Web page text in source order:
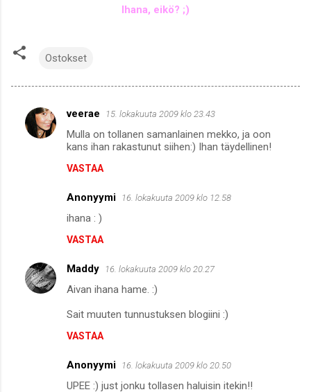
Ihana, eikö? ;)
Ostokset
K
o
t
veerae 15. lokakuuta 2009 klo 23.43
Mulla on tollanen samanlainen mekko, ja oon
kans ihan rakastunut siihen:) Ihan täydellinen!
VASTAA
Anonyymi 16. lokakuuta 2009 klo 12.58
ihana : )
VASTAA
Maddy 16. lokakuuta 2009 klo 20.27
Aivan ihana hame. :)
Sait muuten tunnustuksen blogiini :)
VASTAA
Anonyymi 16. lokakuuta 2009 klo 20.50
UPEE :) just jonku tollasen haluisin itekin!!